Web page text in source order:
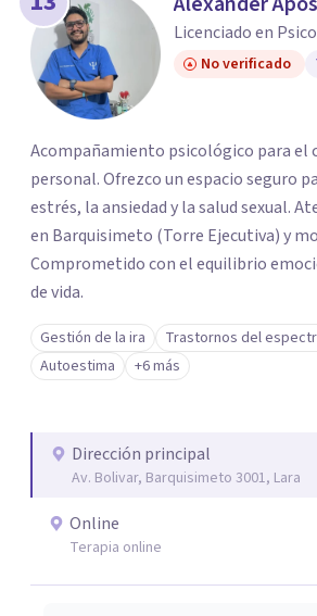
Licenciado en
No verificado
Acompañamiento psicológico para el
personal. Ofrezco un espacio seguro
estrés, la ansiedad y la salud sexual.
en Barquisimeto (Torre Ejecutiva) y
Comprometido con el equilibrio
de vida.
Gestión de la ira
Trastornos del
Autoestima
+6 más
Dirección principal
Av. Bolivar, Barquisimeto 3001, Lara
Online
Terapia online